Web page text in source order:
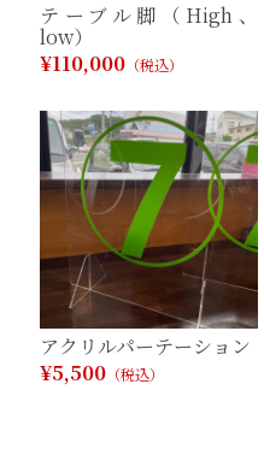
テーブル脚（High、
low）
¥110,000 （税込）
アクリルパーテーション
¥5,500 （税込）